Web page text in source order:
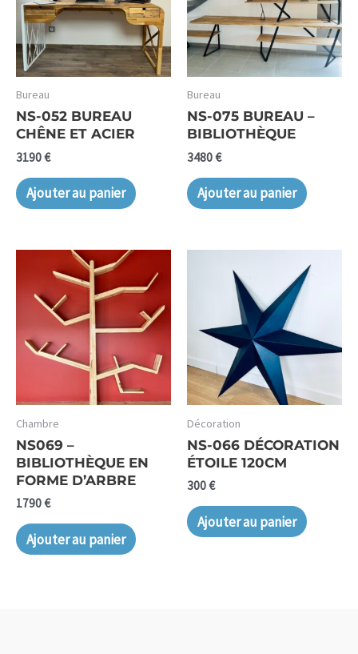
Bureau
NS-052 BUREAU
CHÊNE ET ACIER
3190€
Ajouter au panier
Bureau
NS-075 BUREAU –
BIBLIOTHÈQUE
3480€
Ajouter au panier
Chambre
NS069 –
BIBLIOTHÈQUE EN
FORME D’ARBRE
1790€
Ajouter au panier
Décoration
NS-066 DÉCORATION
ÉTOILE 120CM
300€
Ajouter au panier